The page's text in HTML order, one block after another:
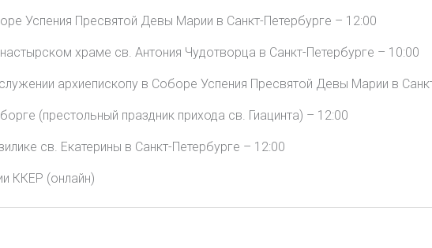
Успения Пресвятой Девы Марии в Санкт-Петербурге – 12:00
храме св. Антония Чудотворца в Санкт-Петербурге – 10:00
архиепископу в Соборе Успения Пресвятой Девы Марии в
(престольный праздник прихода св. Гиацинта) – 12:00
св. Екатерины в Санкт-Петербурге – 12:00
ККЕР (онлайн)